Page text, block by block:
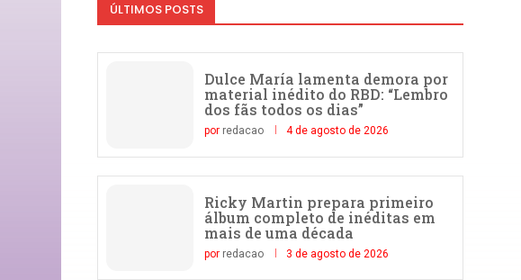
ÚLTIMOS POSTS
Dulce María lamenta demora por
material inédito do RBD: “Lembro
dos fãs todos os dias”
por redacao 4 de agosto de 2026
Ricky Martin prepara primeiro
álbum completo de inéditas em
mais de uma década
por redacao 3 de agosto de 2026